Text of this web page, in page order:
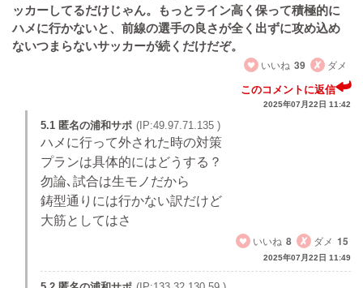
ッカーしてるだけじゃん。もっとライン高く保って積極的に
ハメに行かないと、前線の選手の良さが全く出ずに攻め込め
ないつまらないサッカーが続くだけだぞ。
いいね 39 ダメ
このコメントに返信
2025年07月22日 11:42
5.1 匿名の浦和サポ (IP:49.97.71.135 )
ハメに行って外された時の対策
プランは具体的にはどうする？
勿論､試合は生モノだから
鋳型通りには行かない訳だけど
大筋としてはさ
いいね 8 ダメ 15
2025年07月22日 11:49